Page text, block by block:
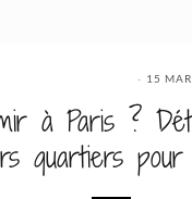
15
à Paris ?
quartiers